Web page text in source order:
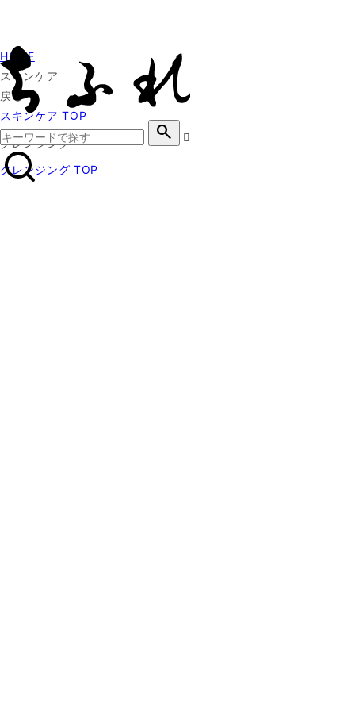
search
HOME
スキンケア
戻る
スキンケア TOP
クレンジング
クレンジング TOP